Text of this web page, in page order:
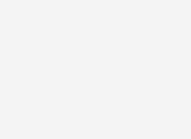
für mehr
Versorgung mit
im ländlichen Raum.
und akademischer Bildung
das Vorhaben als